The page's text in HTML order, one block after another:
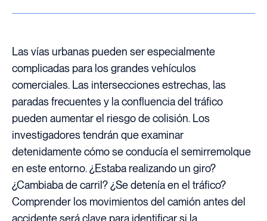
Las vías urbanas pueden ser especialmente
complicadas para los grandes vehículos
comerciales. Las intersecciones estrechas, las
paradas frecuentes y la confluencia del tráfico
pueden aumentar el riesgo de colisión. Los
investigadores tendrán que examinar
detenidamente cómo se conducía el semirremolque
en este entorno. ¿Estaba realizando un giro?
¿Cambiaba de carril? ¿Se detenía en el tráfico?
Comprender los movimientos del camión antes del
accidente será clave para identificar si la